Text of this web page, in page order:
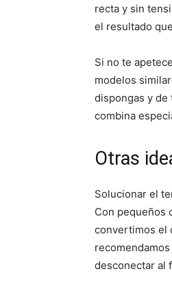
recta y sin
el resultado
Si no te
modelos
dispongas y de
combina
Otras
Solucionar el
Con pequeños
convertimos el
desconectar al